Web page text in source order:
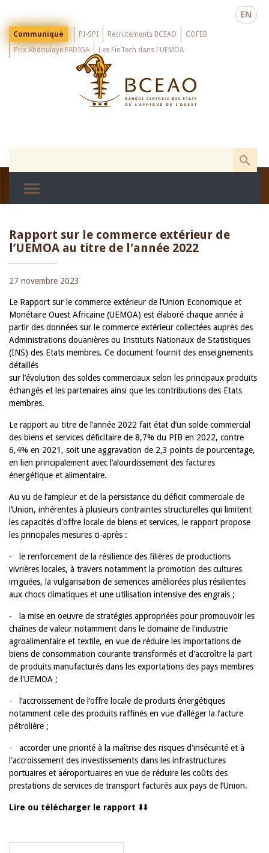
main
EN
Menu
Top
Communiqué PI-SPI Recrutements BCEAO
COFEB
Prix Abdoulaye FADIGA
Les FinTech dans l'UEMOA
Rapport sur le commerce extérieur de
l’UEMOA au titre de l'année 2022
27 novembre 2023
Le Rapport sur le commerce extérieur de l’Union Economique et
Monétaire Ouest Africaine (UEMOA) est élaboré chaque année à
partir des données sur le commerce extérieur collectées auprès des
Administrations douanières ou Instituts Nationaux de Statistiques
(INS) des Etats membres. Ce document fournit des enseignements
détaillés
sur l’évolution des soldes commerciaux selon les principaux produits
échangés et les partenaires ainsi que les contributions des Etats
membres.
Le rapport au titre de l’année 2022 fait état d’un solde commercial
des biens et services déficitaire de 8,7% du PIB en 2022, contre
6,4% en 2021, soit une aggravation de 2,3 points de pourcentage,
en lien principalement avec l’alourdissement des factures
énergétique et alimentaire.
Au vu de l’ampleur et de la persistance du déficit commerciale de
l’Union, inhérentes à plusieurs contraintes structurelles qui limitent
les capacités d'offre locale de biens et services, le rapport propose
les principales mesures ci-après :
- le renforcement de la résilience des filières de productions
vivrières locales, à travers notamment la promotion des cultures
irriguées, la vulgarisation de semences améliorées plus résilientes
aux chocs climatiques et une utilisation intensive des engrais ;
- la mise en oeuvre de stratégies appropriées pour promouvoir les
chaînes de valeur notamment dans le domaine de l'industrie
agroalimentaire et textile, en vue de réduire les importations de
biens de consommation courante transformés et d'accroître la part
de produits manufacturés dans les exportations des pays membres
de l'UEMOA ;
- l’accroissement de l’offre locale de produits énergétiques
notamment celle des produits raffinés en vue d’alléger la facture
pétrolière ;
- accorder une priorité à la maîtrise des risques d'insécurité et à
l'accroissement des investissements dans les infrastructures
portuaires et aéroportuaires en vue de réduire les coûts des
prestations de services de transport facturés aux pays de l’Union.
Lire ou télécharger le rapport ⬇️⬇️